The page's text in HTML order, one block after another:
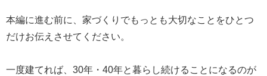
本編に進む前に、家づくりでもっとも大切なことをひとつ
だけお伝えさせてください。
一度建てれば、30年・40年と暮らし続けることになるのが